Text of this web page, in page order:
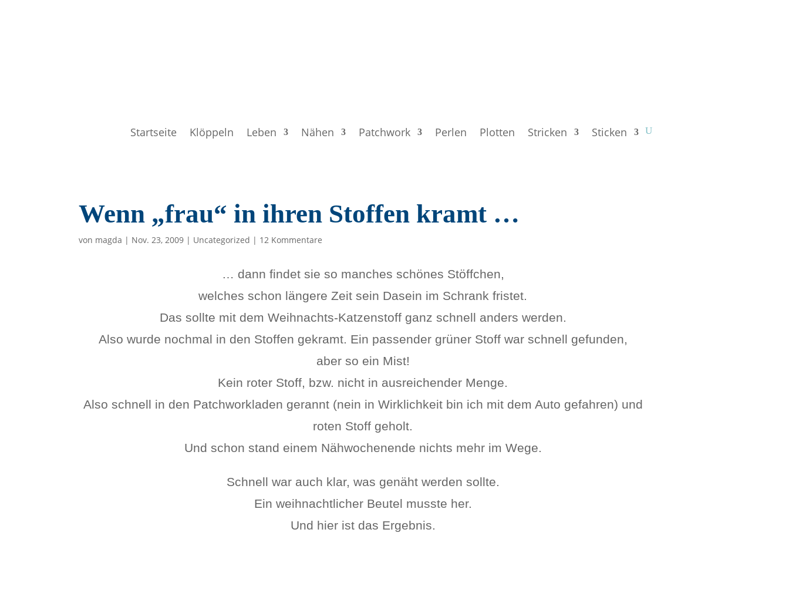
Startseite Klöppeln Leben Nähen Patchwork Perlen Plotten Stricken Sticken
Wenn „frau“ in ihren Stoffen kramt …
von magda | Nov. 23, 2009 | Uncategorized | 12 Kommentare
… dann findet sie so manches schönes Stöffchen,
welches schon längere Zeit sein Dasein im Schrank fristet.
Das sollte mit dem Weihnachts-Katzenstoff ganz schnell anders werden.
Also wurde nochmal in den Stoffen gekramt. Ein passender grüner Stoff war schnell gefunden,
aber so ein Mist!
Kein roter Stoff, bzw. nicht in ausreichender Menge.
Also schnell in den Patchworkladen gerannt (nein in Wirklichkeit bin ich mit dem Auto gefahren) und
roten Stoff geholt.
Und schon stand einem Nähwochenende nichts mehr im Wege.
Schnell war auch klar, was genäht werden sollte.
Ein weihnachtlicher Beutel musste her.
Und hier ist das Ergebnis.